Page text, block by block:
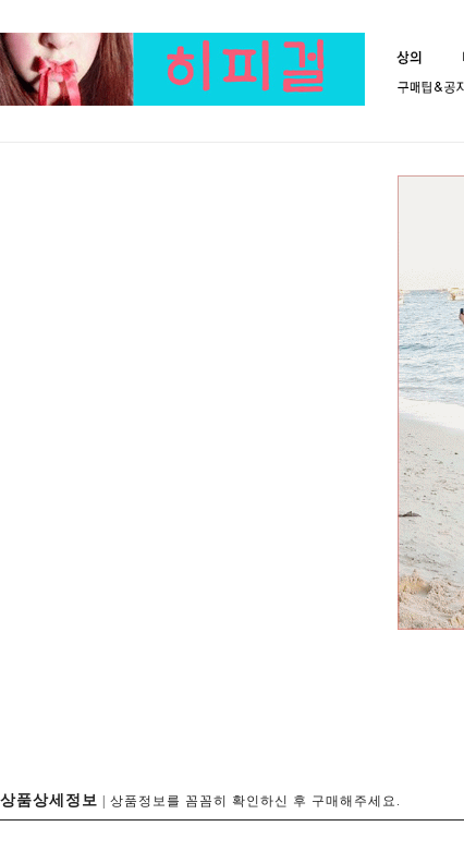
상품상세정보 | 상품정보를 꼼꼼히 확인하신 후 구매해주세요.